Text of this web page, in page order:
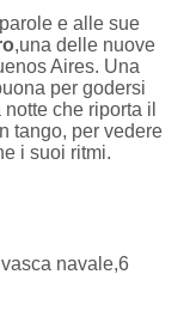
e alle sue
,una delle nuove
Aires. Una
per godersi
che riporta il
tango, per vedere
i suoi ritmi.
navale,6